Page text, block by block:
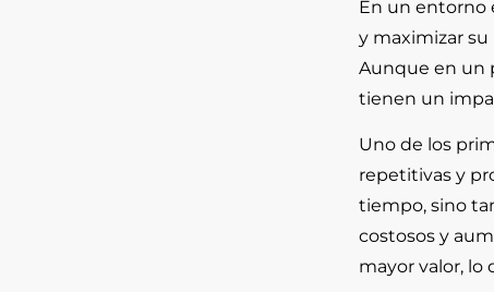
En un entorno
y maximizar
Aunque en un
tienen un
Uno de los
repetitivas y
tiempo, sino
costosos y
mayor valor, lo